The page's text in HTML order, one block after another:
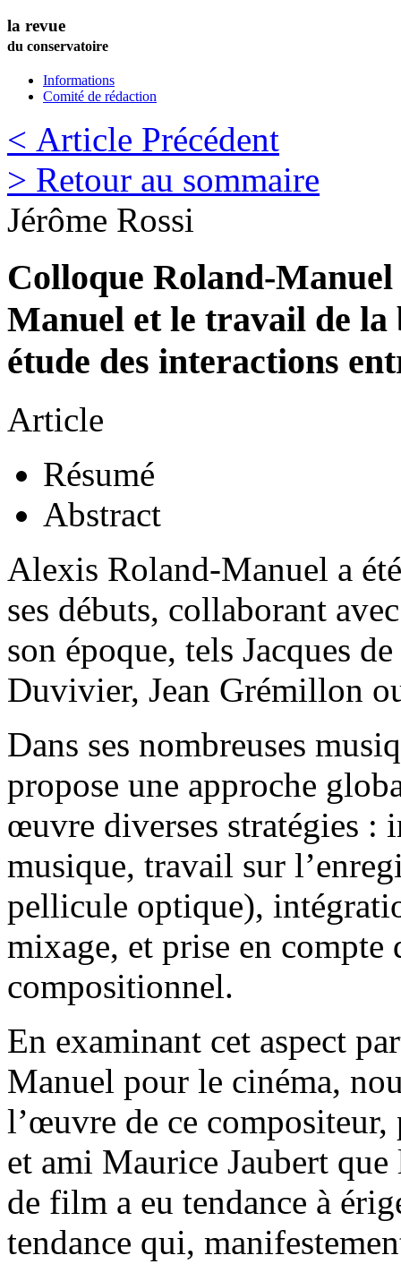
la revue
du conservatoire
Informations
Comité de rédaction
< Article Précédent
> Retour au sommaire
Jérôme Rossi
Colloque Roland-
Manuel et le travail de la
étude des interactions
Article
Résumé
Abstract
Alexis Roland-Manuel a
ses débuts, collaborant
son époque, tels Jacques
Duvivier, Jean Grémillon
Dans ses nombreuses
propose une approche
œuvre diverses stratégies :
musique, travail sur
pellicule optique),
mixage, et prise en compte
compositionnel.
En examinant cet aspect
Manuel pour le cinéma,
l’œuvre de ce
et ami Maurice Jaubert
de film a eu tendance à
tendance qui,